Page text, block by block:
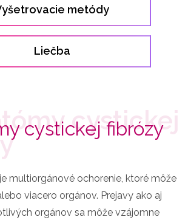
metódy
Liečba
cystickej fibrózy
multiorgánové ochorenie, ktoré môže
viacero orgánov. Prejavy ako aj
orgánov sa môže vzájomne